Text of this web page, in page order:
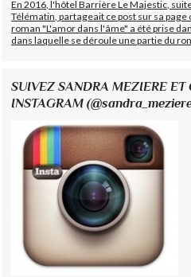
En 2016, l'hôtel Barrière Le Majestic,
Télématin, partageait ce post sur sa
roman "L'amor dans l'âme" a été prise
dans laquelle se déroule une partie du
SUIVEZ SANDRA MEZIERE ET
INSTAGRAM